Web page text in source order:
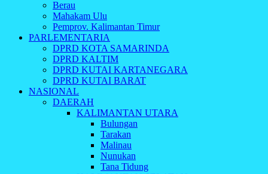
Berau
Mahakam Ulu
Pemprov. Kalimantan Timur
PARLEMENTARIA
DPRD KOTA SAMARINDA
DPRD KALTIM
DPRD KUTAI KARTANEGARA
DPRD KUTAI BARAT
NASIONAL
DAERAH
KALIMANTAN UTARA
Bulungan
Tarakan
Malinau
Nunukan
Tana Tidung